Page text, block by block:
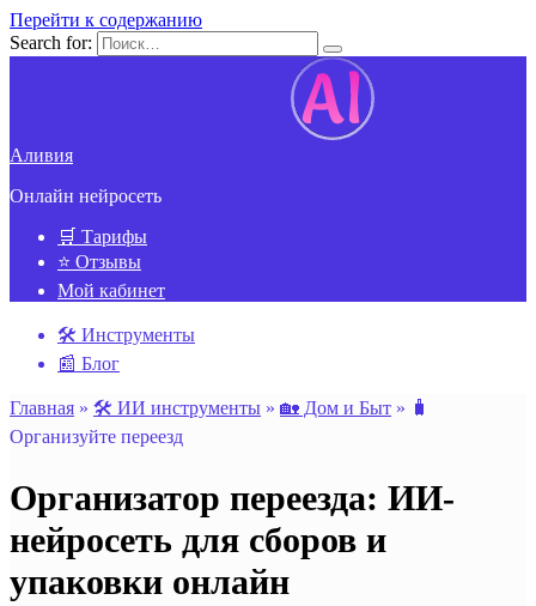
Перейти к содержанию
Search for:
Аливия
Онлайн нейросеть
🛒 Тарифы
⭐ Отзывы
Мой кабинет
🛠️ Инструменты
📰 Блог
Главная » 🛠️ ИИ инструменты » 🏡 Дом и Быт » 🧳
Организуйте переезд
Организатор переезда: ИИ-
нейросеть для сборов и
упаковки онлайн